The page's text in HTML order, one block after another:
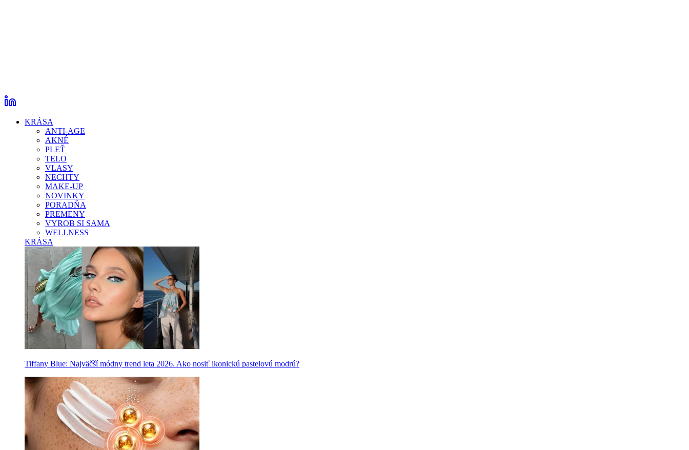
KRÁSA
ANTI-AGE
AKNÉ
PLEŤ
TELO
VLASY
NECHTY
MAKE-UP
NOVINKY
PORADŇA
PREMENY
VYROB SI SAMA
WELLNESS
KRÁSA
Tiffany Blue: Najväčší módny trend leta 2026. Ako nosiť ikonickú pastelovú modrú?